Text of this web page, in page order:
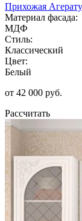
Прихожая
Материал фасада:
МДФ
Стиль:
Классический
Цвет:
Белый
от 42 000 руб.
Рассчитать